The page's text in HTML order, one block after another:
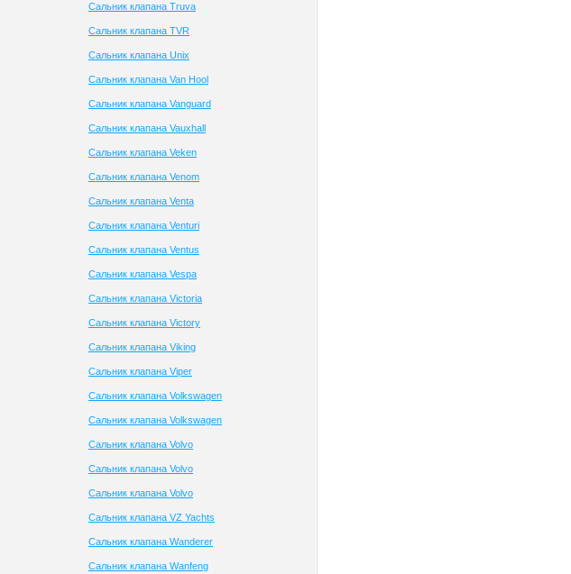
Сальник клапана Truva
Сальник клапана TVR
Сальник клапана Unix
Сальник клапана Van Hool
Сальник клапана Vanguard
Сальник клапана Vauxhall
Сальник клапана Veken
Сальник клапана Venom
Сальник клапана Venta
Сальник клапана Venturi
Сальник клапана Ventus
Сальник клапана Vespa
Сальник клапана Victoria
Сальник клапана Victory
Сальник клапана Viking
Сальник клапана Viper
Сальник клапана Volkswagen
Сальник клапана Volkswagen
Сальник клапана Volvo
Сальник клапана Volvo
Сальник клапана Volvo
Сальник клапана VZ Yachts
Сальник клапана Wanderer
Сальник клапана Wanfeng